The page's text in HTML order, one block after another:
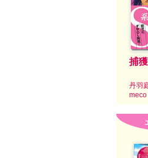
捕
丹羽
meco